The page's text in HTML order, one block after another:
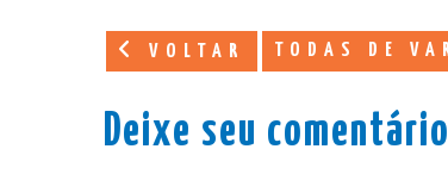
VOLTAR TODAS DE
Deixe seu comentário